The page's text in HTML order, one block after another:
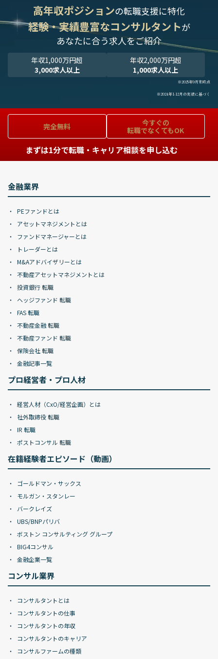
高年収ポジションの転職支援に特化
経験・実績豊富なコンサルタントが
あなたに合う求人をご紹介
年収1,000万円超
3,000求人以上
年収2,000万円超
1,000求人以上
※2025年9月末時点
※2024年1-12月の実績に基づく
完全無料
今すぐの
転職でなくてもOK
まずは1分で転職・キャリア相談を申し込む
金融業界
PEファンドとは
アセットマネジメントとは
ファンドマネージャーとは
トレーダーとは
M&Aアドバイザリーとは
不動産アセットマネジメントとは
投資銀行 転職
ヘッジファンド 転職
FAS 転職
不動産金融 転職
不動産ファンド 転職
保険会社 転職
金融記事一覧
プロ経営者・プロ人材
経営人材（CxO/経営企画）とは
社外取締役 転職
IR 転職
ポストコンサル 転職
在籍経験者エピソード（動画）
ゴールドマン・サックス
モルガン・スタンレー
バークレイズ
UBS/BNPパリバ
ボストン コンサルティング グループ
BIG4コンサル
金融企業一覧
コンサル業界
コンサルタントとは
コンサルタントの仕事
コンサルタントの年収
コンサルタントのキャリア
コンサルファームの種類